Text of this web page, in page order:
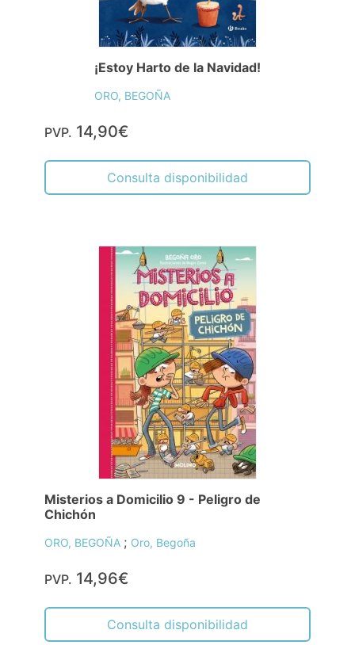
¡Estoy Harto de la Navidad!
ORO, BEGOÑA
PVP. 14,90€
Consulta disponibilidad
Misterios a Domicilio 9 - Peligro de
Chichón
ORO, BEGOÑA ; Oro, Begoña
PVP. 14,96€
Consulta disponibilidad